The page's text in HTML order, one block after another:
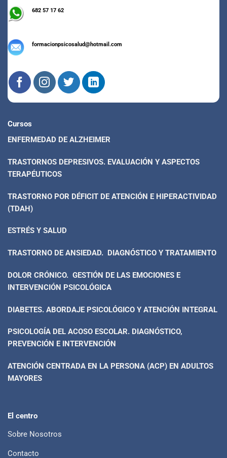
682 57 17 62
formacionpsicosalud@hotmail.com
Cursos
ENFERMEDAD DE ALZHEIMER
TRASTORNOS DEPRESIVOS. EVALUACIÓN Y ASPECTOS
TERAPÉUTICOS
TRASTORNO POR DÉFICIT DE ATENCIÓN E HIPERACTIVIDAD
(TDAH)
ESTRÉS Y SALUD
TRASTORNO DE ANSIEDAD. DIAGNÓSTICO Y TRATAMIENTO
DOLOR CRÓNICO. GESTIÓN DE LAS EMOCIONES E
INTERVENCIÓN PSICOLÓGICA
DIABETES. ABORDAJE PSICOLÓGICO Y ATENCIÓN INTEGRAL
PSICOLOGÍA DEL ACOSO ESCOLAR. DIAGNÓSTICO,
PREVENCIÓN E INTERVENCIÓN
ATENCIÓN CENTRADA EN LA PERSONA (ACP) EN ADULTOS
MAYORES
El centro
Sobre Nosotros
Contacto